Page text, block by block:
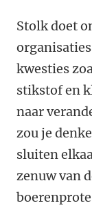
Stolk doet
kwesties
stikstof en
naar
zou je
sluiten
zenuw van